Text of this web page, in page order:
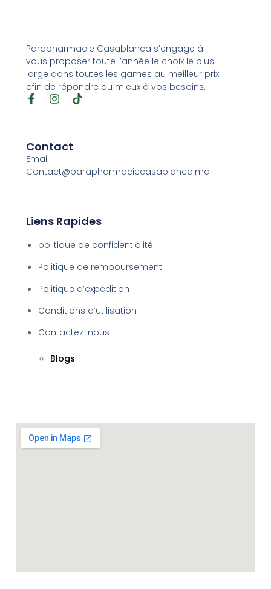
Parapharmacie Casablanca s’engage à
vous proposer toute l’année le choix le plus
large dans toutes les games au meilleur prix
afin de répondre au mieux à vos besoins.
Contact
Email:
Contact@parapharmaciecasablanca.ma
Liens Rapides
politique de confidentialité
Politique de remboursement
Politique d’expédition
Conditions d’utilisation
Contactez-nous
Blogs